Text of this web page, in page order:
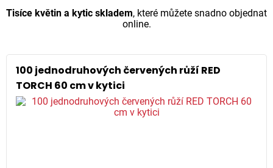
Tisíce květin a kytic skladem, které můžete snadno objednat
online.
100 jednodruhových červených růží RED
TORCH 60 cm v kytici